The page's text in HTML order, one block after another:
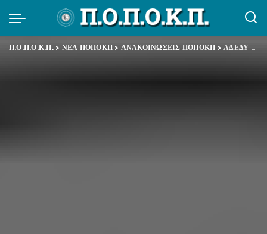
Π.Ο.Π.Ο.Κ.Π.> ΝΕΑ ΠΟΠΟΚΠ > ΑΝΑΚΟΙΝΩΣΕΙΣ ΠΟΠΟΚΠ >ΑΔΕΔΥ – Ανακοίνωση για τη διεκδίκηση του Εφάπαξ